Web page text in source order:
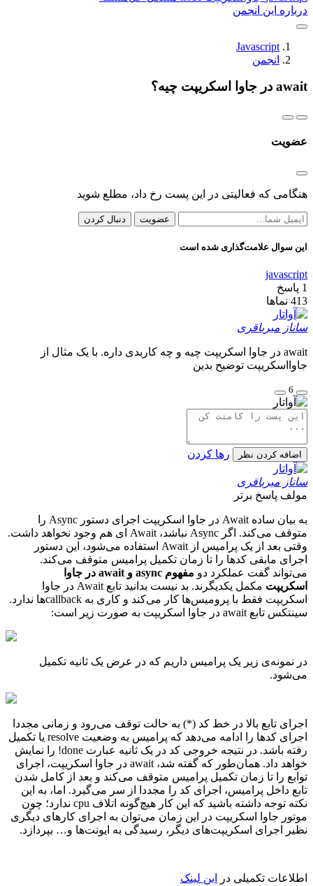
درباره این انجمن
Javascript
انجمن
await در جاوا اسکریپت چیه؟
عضویت
هنگامی که فعالیتی در این پست رخ داد، مطلع شوید
عضویت دنبال کردن
این سوال علامت‌گذاری شده است
javascript
1 پاسخ
413 نماها
ساناز میرباقری
await در جاوا اسکریپت چیه و چه کاربدی داره. با یک مثال از
جاوااسکریپت توضیح بدین
6
اضافه کردن نظر رها کردن
ساناز میرباقری
مولف پاسخ برتر
به بیان ساده Await در جاوا اسکریپت اجرای دستور Async را
متوقف می‌کند. اگر Async نباشد، Await ای هم وجود نخواهد داشت.
وقتی بعد از یک پرامیس از Await استفاده می‌شود، این دستور
اجرای مابقی کدها را تا زمان تکمیل پرامیس متوقف می‌کند.
می‌تواند گفت عملکرد دو
مفهوم async و await در جاوا
اسکریپت
مکمل یکدیگرند. بد نیست بدانید تابع Await در جاوا
اسکریپت فقط با پرومیس‌ها کار می‌کند و کاری به callbackها ندارد.
سینتکس تابع await در جاوا اسکریپت به صورت زیر است:
در نمونه‌ی زیر یک پرامیس داریم که در عرض یک ثانیه تکمیل
می‌شود.
اجرای تابع بالا در خط کد (*) به حالت توقف می‌رود و زمانی مجددا
اجرای کدها را ادامه می‌دهد که پرامیس به وضعیت resolve یا تکمیل
رفته باشد. در نتیجه خروجی کد در یک ثانیه عبارت done! را نمایش
خواهد داد. همان‌طور که گفته شد، await در جاوا اسکریپت، اجرای
توابع را تا زمان تکمیل پرامیس متوقف می‌کند و بعد از کامل شدن
تابع داخل پرامیس، اجرای کد را مجددا از سر می‌گیرد. اما، به این
نکته توجه داشته باشید که این کار هیچ‌گونه اتلاف cpu ندارد؛ چون
موتور جاوا اسکریپت در این زمان می‌توان به اجرای کارهای دیگری
نظیر اجرای اسکریپت‌های دیگر، رسیدگی به ایونت‌ها و… بپردازد.
اطلاعات تکمیلی در این لینک